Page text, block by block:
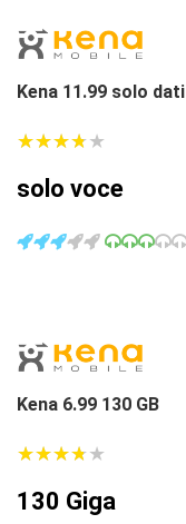
Kena 11.99 solo dati
★★★★★
★★★★★
solo voce
Kena 6.99 130 GB
★★★★★
★★★★★
130 Giga